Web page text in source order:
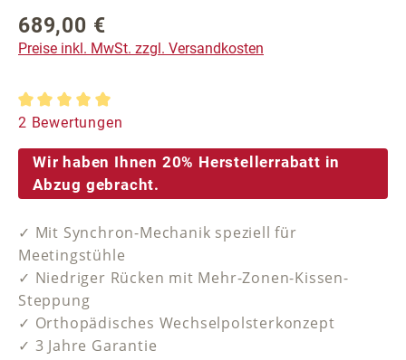
Regulärer Preis:
689,00 €
Preise inkl. MwSt. zzgl. Versandkosten
Durchschnittliche Bewertung von 5 von 5 Sternen
2 Bewertungen
Wir haben Ihnen 20% Herstellerrabatt in
Abzug gebracht.
✓ Mit Synchron-Mechanik speziell für
Meetingstühle
✓ Niedriger Rücken mit Mehr-Zonen-Kissen-
Steppung
✓ Orthopädisches Wechselpolsterkonzept
✓ 3 Jahre Garantie